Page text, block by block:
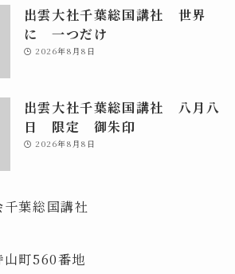
出雲大社千葉総国講社 世界
に 一つだけ
2026年8月8日
出雲大社千葉総国講社 八月八
日 限定 御朱印
2026年8月8日
葉総国講社
山町560番地